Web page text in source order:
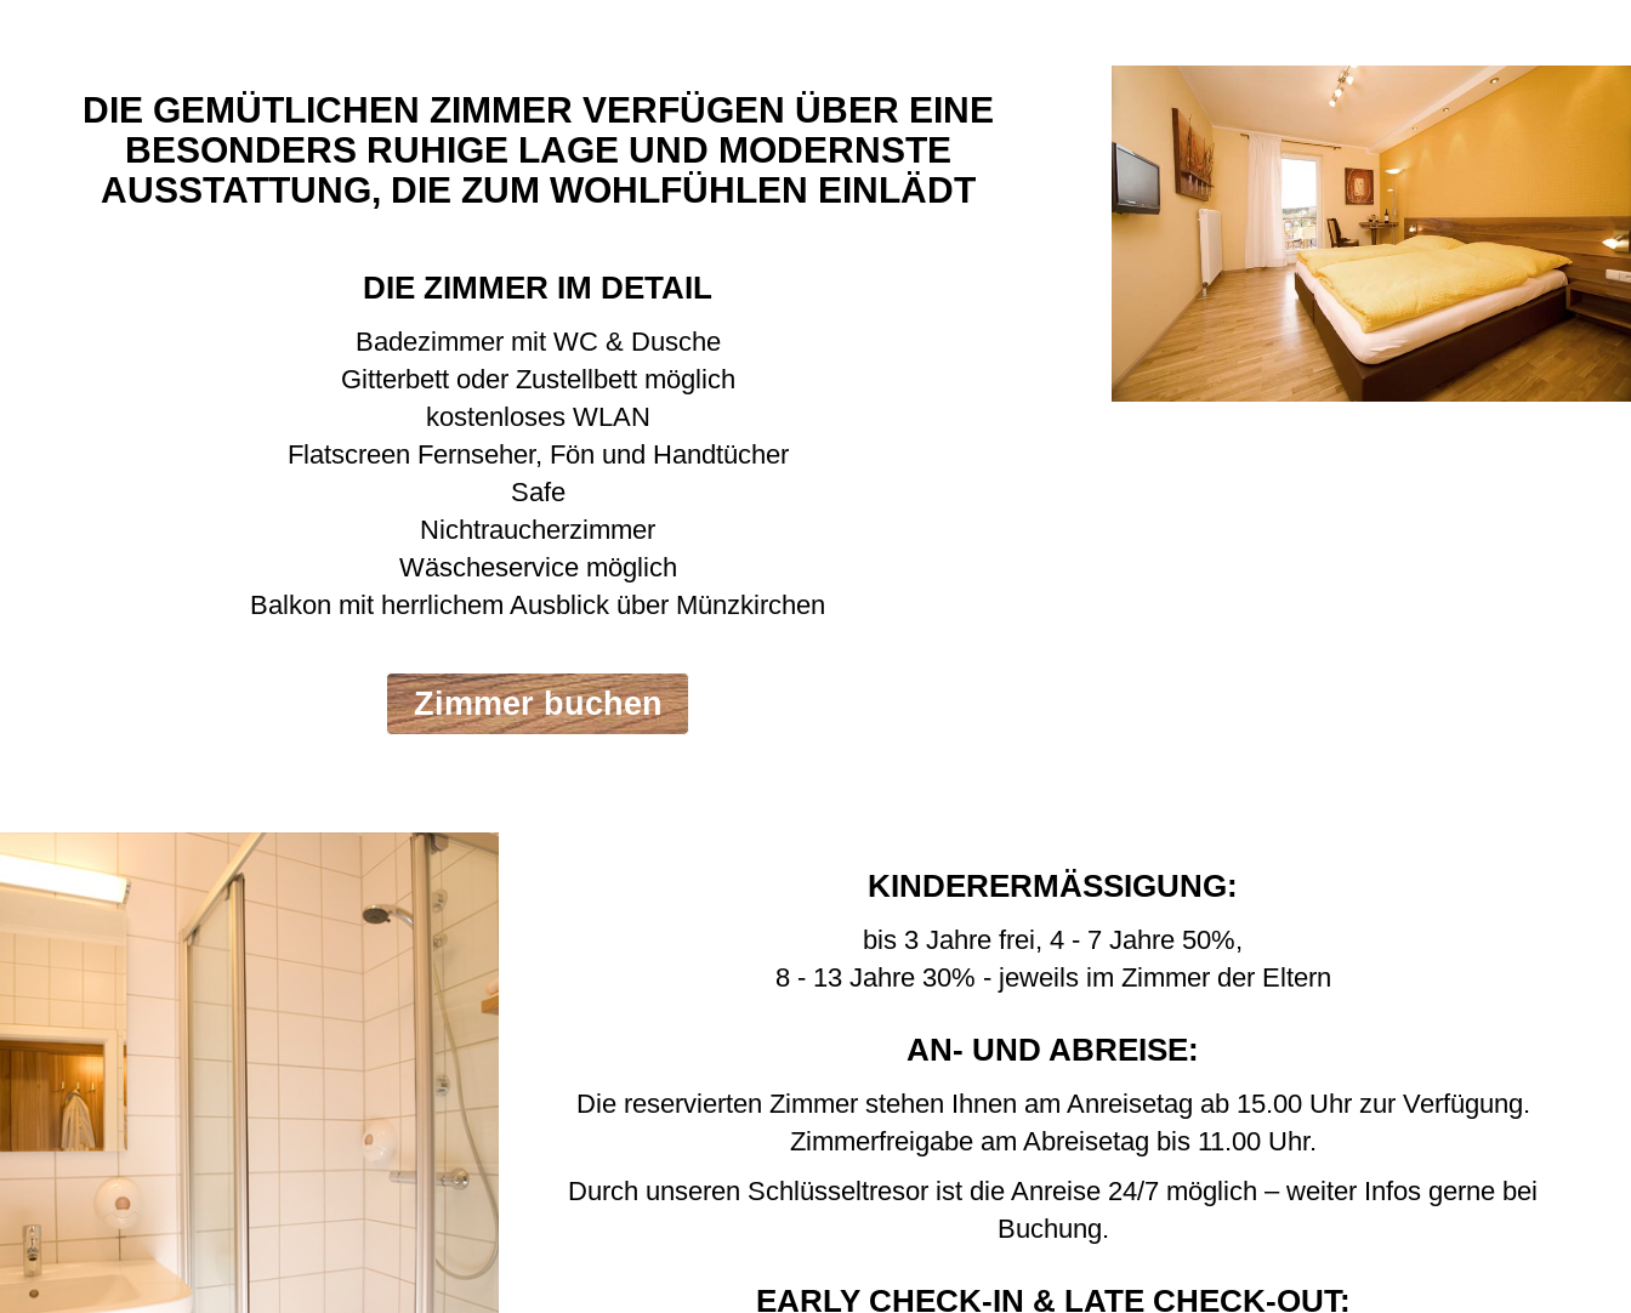
DIE GEMÜTLICHEN ZIMMER VERFÜGEN ÜBER EINE
BESONDERS RUHIGE LAGE UND MODERNSTE
AUSSTATTUNG, DIE ZUM WOHLFÜHLEN EINLÄDT
DIE ZIMMER IM DETAIL
Badezimmer mit WC & Dusche
Gitterbett oder Zustellbett möglich
kostenloses WLAN
Flatscreen Fernseher, Fön und Handtücher
Safe
Nichtraucherzimmer
Wäscheservice möglich
Balkon mit herrlichem Ausblick über Münzkirchen
Zimmer buchen
KINDERERMÄSSIGUNG:
bis 3 Jahre frei, 4 - 7 Jahre 50%,
8 - 13 Jahre 30% - jeweils im Zimmer der Eltern
AN- UND ABREISE:
Die reservierten Zimmer stehen Ihnen am Anreisetag ab 15.00 Uhr zur Verfügung.
Zimmerfreigabe am Abreisetag bis 11.00 Uhr.
Durch unseren Schlüsseltresor ist die Anreise 24/7 möglich – weiter Infos gerne bei
Buchung.
EARLY CHECK-IN & LATE CHECK-OUT: